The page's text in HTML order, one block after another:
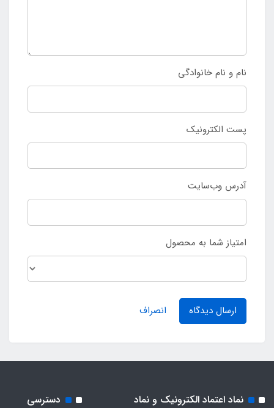
نام و نام خانوادگی
پست الکترونیک
آدرس وب‌سایت
امتیاز شما به محصول
ارسال دیدگاه انصراف
نماد اعتماد الکترونیک و نماد
دسترسی